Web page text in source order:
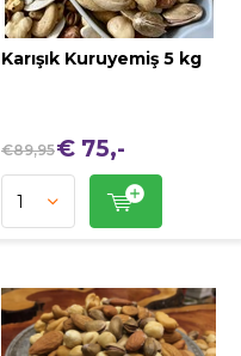
Karışık Kuruyemiş 5 kg
€89,95€ 75,-